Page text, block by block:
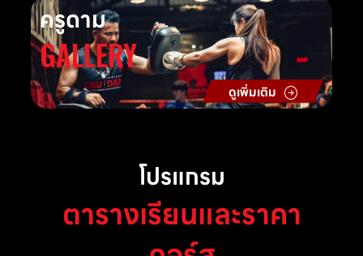
ครูดาม
GALLERY
ดูเพิ่มเติม
โปรแกรม
ตารางเรียนและราคา